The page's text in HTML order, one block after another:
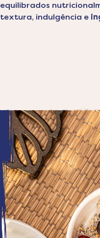
equilibrados
textura, indulgência e